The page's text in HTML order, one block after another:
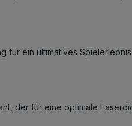
für ein ultimatives Spielerlebnis.
der für eine optimale